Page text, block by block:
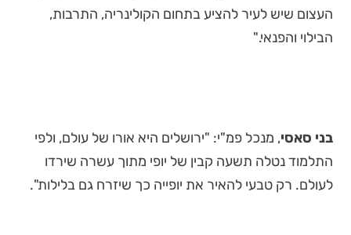
העצום שיש לעיר להציע בתחום הקולינריה, התרבות,
הבילוי והפנאי."
בני סאסי, מנכל פמ"י: "ירושלים היא אורו של עולם, ולפי
התלמוד נטלה תשעה קבין של יופי מתוך עשרה שירדו
לעולם. רק טבעי להאיר את יופייה כך שיזרח גם בלילות".